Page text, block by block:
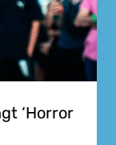
‘Horror